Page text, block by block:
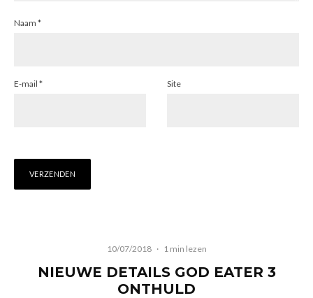
Naam *
E-mail * Site
10/07/2018 · 1 min lezen
NIEUWE DETAILS GOD EATER 3
ONTHULD